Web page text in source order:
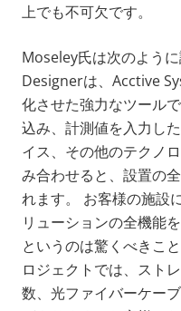
上でも不可欠です。
Moseley氏は次のよう
Designerは、Acctive
化させた強力なツール
込み、計測値を入力し
イス、その他のテクノ
み合わせると、設置の
れます。 お客様の施設
リューションの全機能
というのは驚くべきこ
ロジェクトでは、スト
数、光ファイバーケー